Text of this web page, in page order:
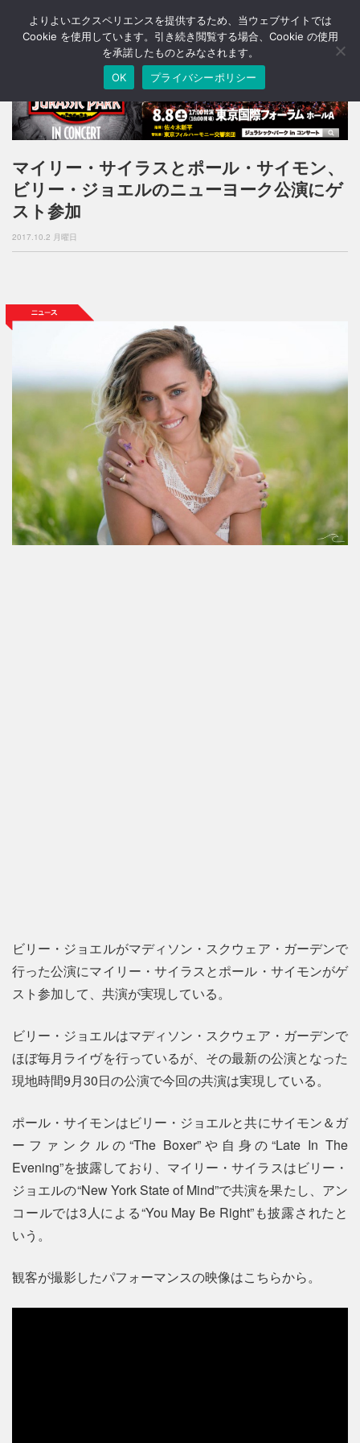
T
o
n
a
v
g
a
n
マイリー・サイラスとポール・サイモン、
ビリー・ジョエルのニューヨーク公演にゲ
スト参加
2017.10.2 月曜日
ビリー・ジョエルがマディソン・スクウェア・ガーデンで
行った公演にマイリー・サイラスとポール・サイモンがゲ
スト参加して、共演が実現している。
ビリー・ジョエルはマディソン・スクウェア・ガーデンで
ほぼ毎月ライヴを行っているが、その最新の公演となった
現地時間9月30日の公演で今回の共演は実現している。
ポール・サイモンはビリー・ジョエルと共にサイモン＆ガ
ーファンクルの“The Boxer”や自身の“Late In The
Evening”を披露しており、マイリー・サイラスはビリー・
ジョエルの“New York State of Mind”で共演を果たし、アン
コールでは3人による“You May Be Right”も披露されたと
いう。
観客が撮影したパフォーマンスの映像はこちらから。
よりよいエクスペリエンスを提供するため、当ウェブサイトでは
Cookie を使用しています。引き続き閲覧する場合、Cookie の使用
を承諾したものとみなされます。
OK
プライバシーポリシー